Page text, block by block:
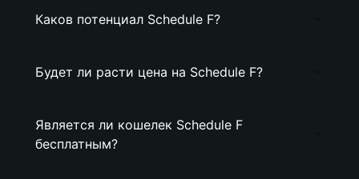
Каков потенциал Schedule F?
Будет ли расти цена на Schedule F?
Является ли кошелек Schedule F
бесплатным?